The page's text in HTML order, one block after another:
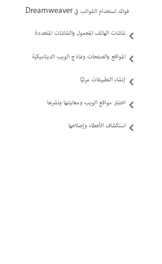
فوائد استخدام القوالب في Dreamweaver
شاشات الهاتف المحمول والشاشات المتعددة
المواقع والصفحات ونماذج الويب الديناميكية
إنشاء التطبيقات مرئيًا
اختبار مواقع الويب ومعاينتها ونشرها
استكشاف الأخطاء وإصلاحها